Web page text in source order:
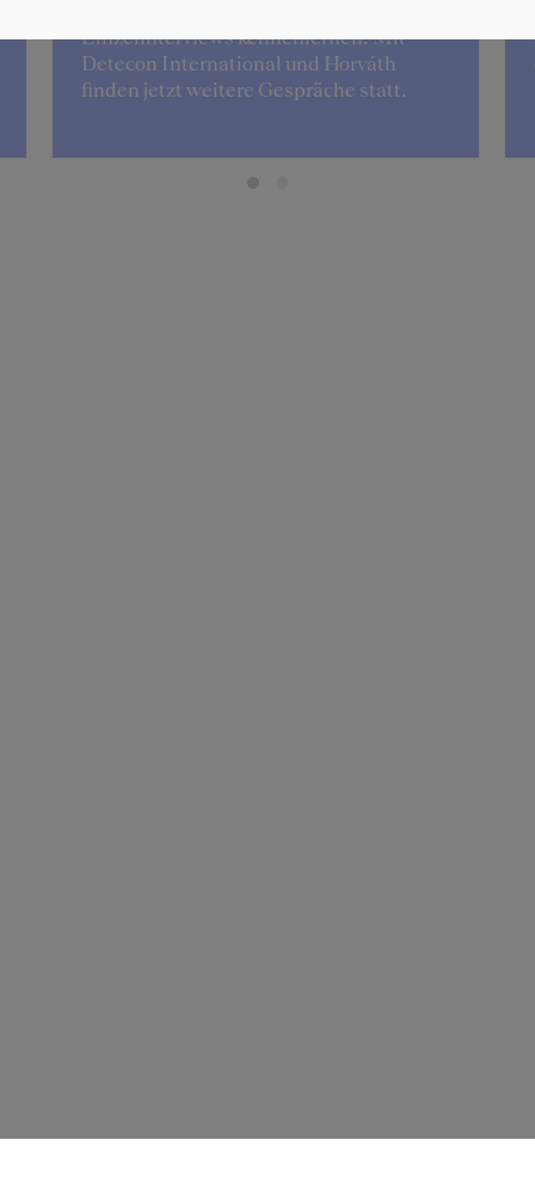
Einzelinterviews kennenlernen. Mit
Detecon International und Horváth
finden jetzt weitere Gespräche statt.